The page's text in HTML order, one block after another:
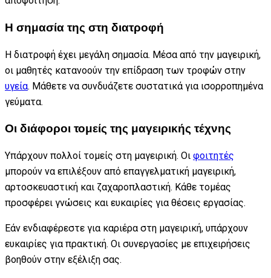
Η σημασία της στη διατροφή
Η διατροφή έχει μεγάλη σημασία. Μέσα από την μαγειρική,
οι μαθητές κατανοούν την επίδραση των τροφών στην
υγεία. Μάθετε να συνδυάζετε συστατικά για ισορροπημένα
γεύματα.
Οι διάφοροι τομείς της μαγειρικής τέχνης
Υπάρχουν πολλοί τομείς στη μαγειρική. Οι φοιτητές
μπορούν να επιλέξουν από επαγγελματική μαγειρική,
αρτοσκευαστική και ζαχαροπλαστική. Κάθε τομέας
προσφέρει γνώσεις και ευκαιρίες για θέσεις εργασίας.
Εάν ενδιαφέρεστε για καριέρα στη μαγειρική, υπάρχουν
ευκαιρίες για πρακτική. Οι συνεργασίες με επιχειρήσεις
βοηθούν στην εξέλιξη σας.